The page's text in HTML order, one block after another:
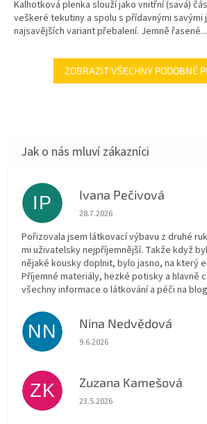
Kalhotková plenka slouží jako vnitřní (savá)
veškeré tekutiny a spolu s přídavnými savými
najsavějších variant přebalení. Jemně řasené...
ZOBRAZIT VŠECHNY PODOBNÉ
IP Ivana Pečivová
Hodnocení obchodu je 5 z 5
28.7.2026
Pořizovala jsem látkovací výbavu z druhé
mi uživatelsky nejpříjemnější. Takže když
nějaké kousky doplnit, bylo jasno, na který
Příjemné materiály, hezké potisky a hlavně
všechny informace o látkování a péči na
NN Nina Nedvědová
Hodnocení obchodu je 5 z 5
9.6.2026
ZK Zuzana Kamešová
Hodnocení obchodu je 5 z 5
23.5.2026